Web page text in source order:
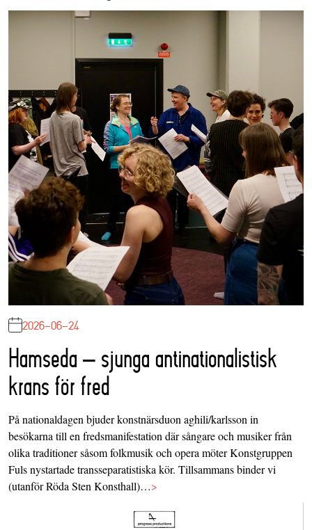
2026-06-24
Hamseda – sjunga antinationalistisk
krans för fred
På nationaldagen bjuder konstnärsduon aghili/karlsson in
besökarna till en fredsmanifestation där sångare och musiker från
olika traditioner såsom folkmusik och opera möter Konstgruppen
Fuls nystartade transseparatistiska kör. Tillsammans binder vi
(utanför Röda Sten Konsthall)…>